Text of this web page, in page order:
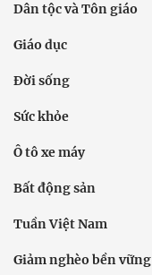
Dân tộc và Tôn giáo
Giáo dục
Đời sống
Sức khỏe
Ô tô xe máy
Bất động sản
Tuần Việt Nam
Giảm nghèo bền vững